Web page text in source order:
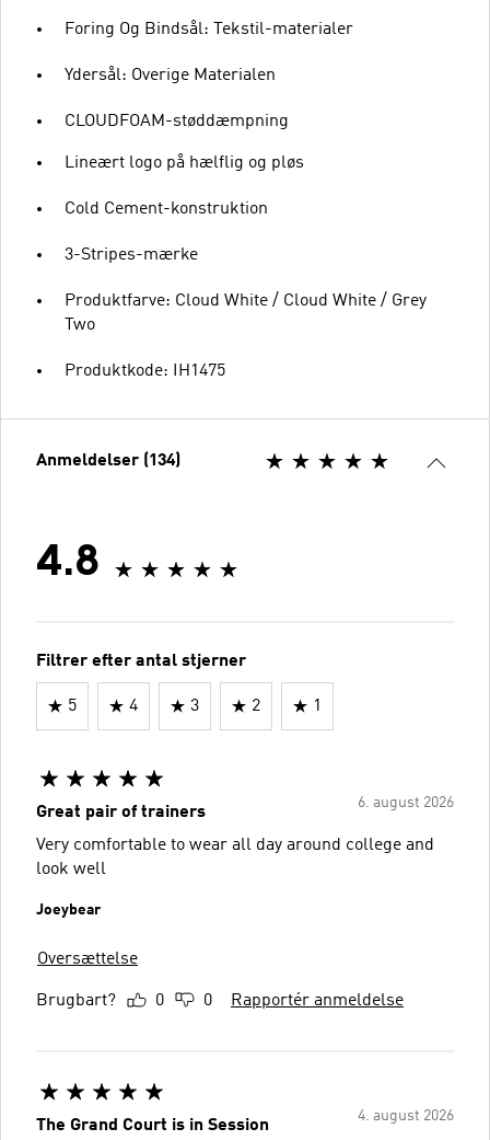
Foring Og Bindsål: Tekstil-materialer
Ydersål: Overige Materialen
CLOUDFOAM-støddæmpning
Lineært logo på hælflig og pløs
Cold Cement-konstruktion
3-Stripes-mærke
Produktfarve: Cloud White / Cloud White / Grey
Two
Produktkode: IH1475
Anmeldelser (134)
4.8
Filtrer efter antal stjerner
5 4 3 2 1
6. august 2026
Great pair of trainers
Very comfortable to wear all day around college and
look well
Joeybear
Oversættelse
Brugbart? 0 0 Rapportér anmeldelse
4. august 2026
The Grand Court is in Session